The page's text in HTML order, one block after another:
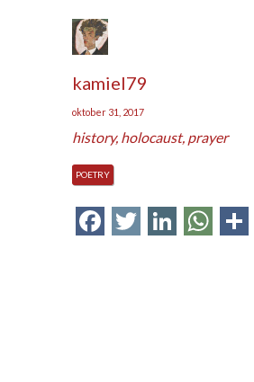
kamiel79
oktober 31, 2017
history, holocaust, prayer
POETRY
Facebook
Twitter